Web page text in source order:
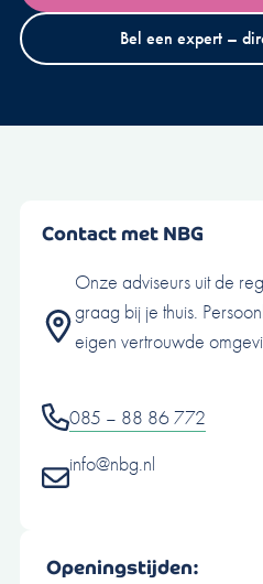
Bel een expert –
Contact met NBG
Onze adviseurs uit de
graag bij je thuis.
eigen vertrouwde
085 – 88 86 772
info@nbg.nl
Openingstijden: